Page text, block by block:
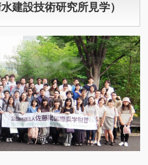
建設技術研究所見学）